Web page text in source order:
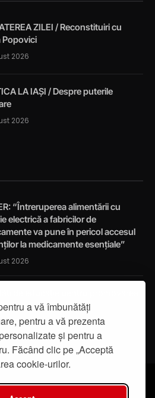
a vă îmbunătăți
pentru a vă prezenta
și pentru a
Făcând clic pe „Acceptă
cookie-urilor.
ZILEI / Reconstituiri cu
Popovici
2026
LA IAȘI / Despre puterile
2026
“Întreruperea alimentării cu
electrică a fabricilor de
va pune în pericol accesul
la medicamente esențiale”
2026
2026